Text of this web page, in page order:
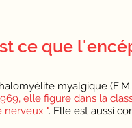
ce que
myalgique
elle figure dans la
nerveux ". Elle est aussi